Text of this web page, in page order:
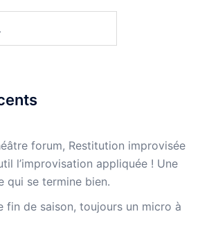
forum, Restitution improvisée
l’improvisation appliquée ! Une
qui se termine bien.
fin de saison, toujours un micro à